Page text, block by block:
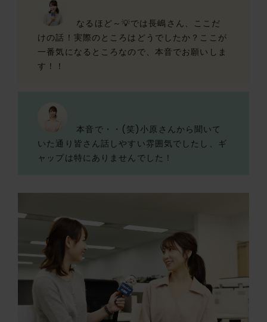
なるほど～💡では長嶋さん、ここだ
けの話！実際のところはどうでしたか？ここが
一番気になるところなので、本音でお願いしま
す！！
本音で・・(笑)小原さんから聞いて
いた通り皆さん話しやすい雰囲気でしたし、ギ
ャップは特にありませんでした！